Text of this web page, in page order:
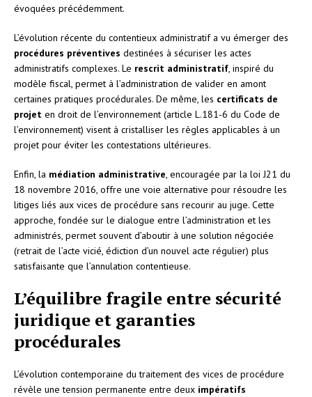
évoquées précédemment.
L’évolution récente du contentieux administratif a vu émerger des
procédures préventives destinées à sécuriser les actes
administratifs complexes. Le rescrit administratif, inspiré du
modèle fiscal, permet à l’administration de valider en amont
certaines pratiques procédurales. De même, les certificats de
projet en droit de l’environnement (article L.181-6 du Code de
l’environnement) visent à cristalliser les règles applicables à un
projet pour éviter les contestations ultérieures.
Enfin, la médiation administrative, encouragée par la loi J21 du
18 novembre 2016, offre une voie alternative pour résoudre les
litiges liés aux vices de procédure sans recourir au juge. Cette
approche, fondée sur le dialogue entre l’administration et les
administrés, permet souvent d’aboutir à une solution négociée
(retrait de l’acte vicié, édiction d’un nouvel acte régulier) plus
satisfaisante que l’annulation contentieuse.
L’équilibre fragile entre sécurité
juridique et garanties
procédurales
L’évolution contemporaine du traitement des vices de procédure
révèle une tension permanente entre deux impératifs